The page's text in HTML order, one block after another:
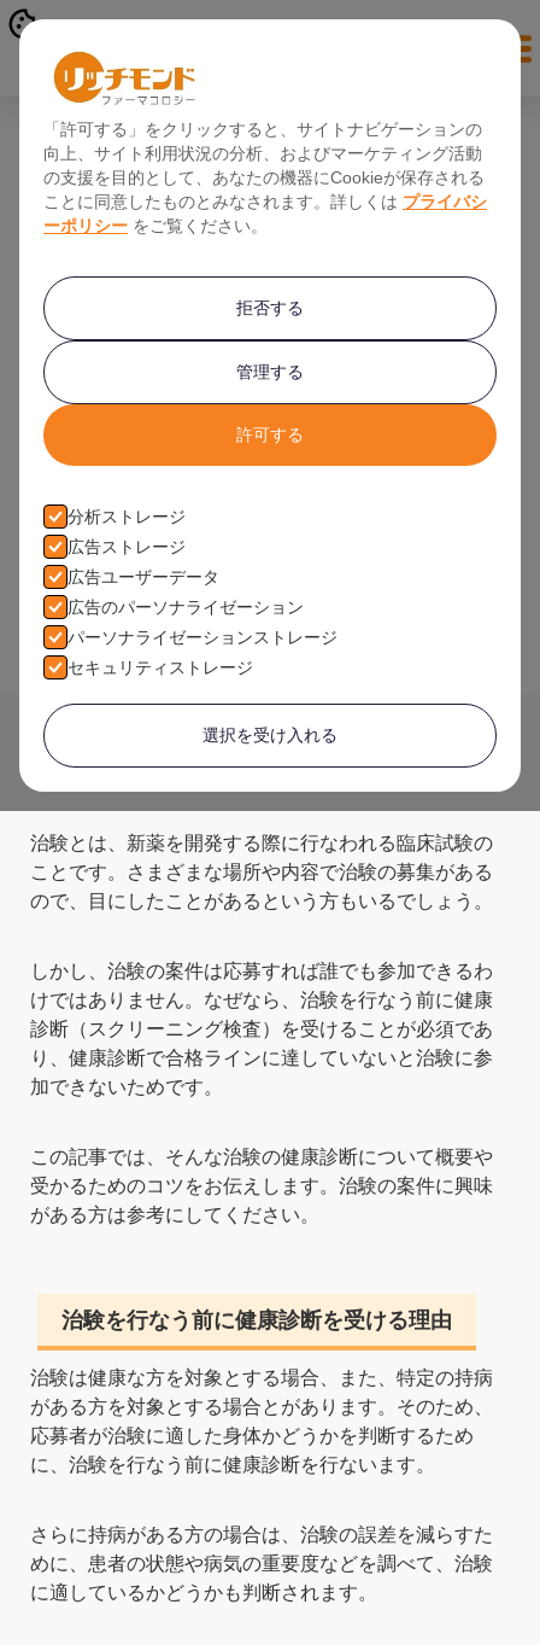
「許可する」をクリックすると、サイトナビゲーションの
向上、サイト利用状況の分析、およびマーケティング活動
の支援を目的として、あなたの機器にCookieが保存される
ことに同意したものとみなされます。詳しくは プライバシ
ーポリシー をご覧ください。
拒否する
管理する
許可する
分析ストレージ
広告ストレージ
広告ユーザーデータ
広告のパーソナライゼーション
パーソナライゼーションストレージ
セキュリティストレージ
選択を受け入れる
治験の健康診断（スクリーニング検査）の
内容や受かるためのコツを紹介
2021年10月1日
Home
治験の健康診断（スクリーニング検査）
の内容や受かるためのコツを紹介
治験とは、新薬を開発する際に行なわれる臨床試験の
ことです。さまざまな場所や内容で治験の募集がある
ので、目にしたことがあるという方もいるでしょう。
しかし、治験の案件は応募すれば誰でも参加できるわ
けではありません。なぜなら、治験を行なう前に健康
診断（スクリーニング検査）を受けることが必須であ
り、健康診断で合格ラインに達していないと治験に参
加できないためです。
この記事では、そんな治験の健康診断について概要や
受かるためのコツをお伝えします。治験の案件に興味
がある方は参考にしてください。
治験を行なう前に健康診断を受ける理由
治験は健康な方を対象とする場合、また、特定の持病
がある方を対象とする場合とがあります。そのため、
応募者が治験に適した身体かどうかを判断するため
に、治験を行なう前に健康診断を行ないます。
さらに持病がある方の場合は、治験の誤差を減らすた
めに、患者の状態や病気の重要度などを調べて、治験
に適しているかどうかも判断されます。